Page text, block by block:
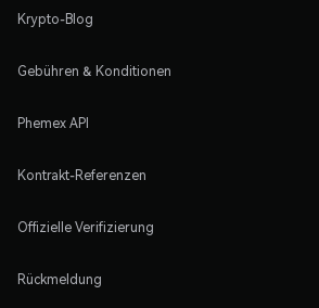
Krypto-Blog
Gebühren & Konditionen
Phemex API
Kontrakt-Referenzen
Offizielle Verifizierung
Rückmeldung